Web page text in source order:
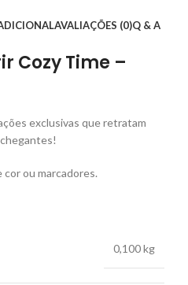
AVALIAÇÕES (0)Q & A
Cozy Time –
exclusivas que retratam
cor ou marcadores.
0,100 kg